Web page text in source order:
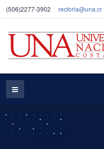
(506)2277-3902 rectoria@una.cr